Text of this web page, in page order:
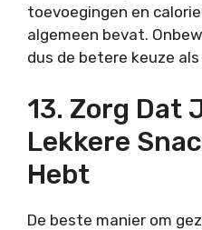
toevoegingen en
algemeen bevat.
dus de betere keuze
13. Zorg Dat
Lekkere
Hebt
De beste manier om